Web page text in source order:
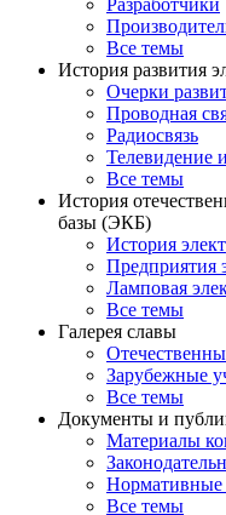
Разработчики
Все темы
История развития
Очерки
Проводная
Радиосвязь
Телевидение
Все темы
История
базы (ЭКБ)
История
Предприятия
Ламповая
Все темы
Галерея славы
Зарубежные
Все темы
Документы и
Материалы
Нормативные
Все темы